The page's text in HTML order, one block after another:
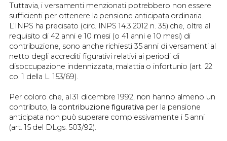
Tuttavia, i versamenti menzionati potrebbero non essere
sufficienti per ottenere la pensione anticipata ordinaria.
L’INPS ha precisato (circ. INPS 14.3.2012 n. 35) che, oltre al
requisito di 42 anni e 10 mesi (o 41 anni e 10 mesi) di
contribuzione, sono anche richiesti 35 anni di versamenti al
netto degli accrediti figurativi relativi ai periodi di
disoccupazione indennizzata, malattia o infortunio (art. 22
co. 1 della L. 153/69).
Per coloro che, al 31 dicembre 1992, non hanno almeno un
contributo, la contribuzione figurativa per la pensione
anticipata non può superare complessivamente i 5 anni
(art. 15 del DLgs. 503/92).